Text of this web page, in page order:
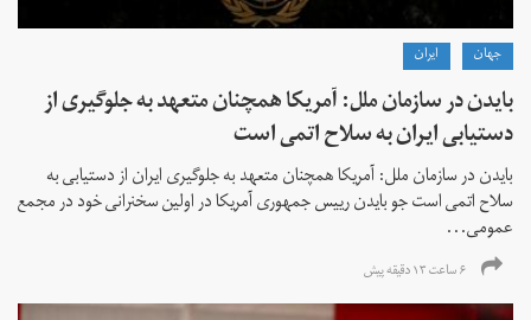
جهان ايران
بایدن در سازمان ملل: آمریکا همچنان متعهد به جلوگیری از
دستیابی ایران به سلاح اتمی است
بایدن در سازمان ملل: آمریکا همچنان متعهد به جلوگیری ایران از دستیابی به
سلاح اتمی است جو بایدن رییس جمهوری آمریکا در اولین سخنرانی خود در مجمع
عمومی...
۶ ساعت ۱۳ دقیقه پیش